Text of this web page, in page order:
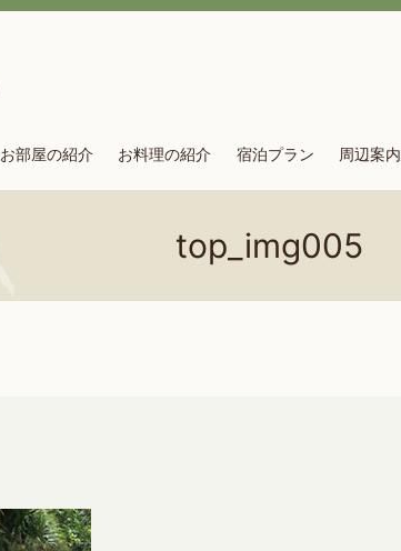
お部屋の紹介 お料理の紹介 宿泊プラン 周辺案内
top_img005